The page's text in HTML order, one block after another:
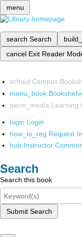
menu
search Search
cancel Exit Reader
school Campus
menu_book
perm_media Learning
login Login
how_to_reg Request
hub Instructor
Search
Search this book
Submit Search